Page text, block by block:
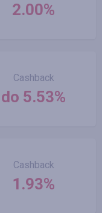
2.00%
Cashback
do 5.53%
Cashback
1.93%